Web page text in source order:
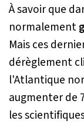
À savoir que
normalement
Mais ces
dérèglement
l'Atlantique
augmenter de
les